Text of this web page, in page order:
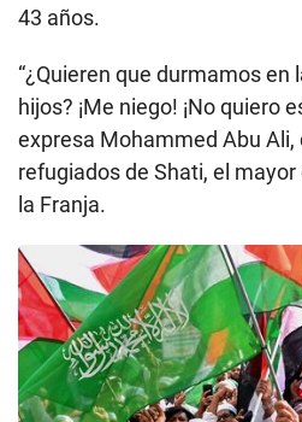
43 años.
“¿Quieren que durmamos
hijos? ¡Me niego! ¡No quiero
expresa Mohammed Abu Ali,
refugiados de Shati, el mayor
la Franja.